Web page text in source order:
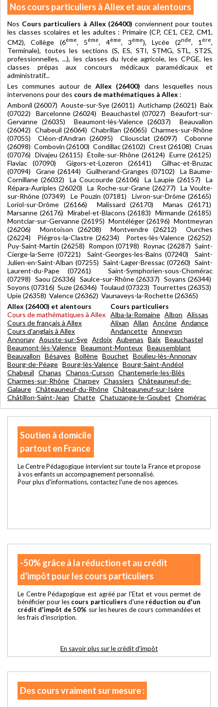
Nos cours particuliers à Allex et aux alentours
Nos Cours particuliers à Allex (26400) conviennent pour toutes
les classes scolaires et les adultes : Primaire (CP, CE1, CE2, CM1,
CM2), Collège (6ème, 5ème, 4ème, 3ème), Lycée (2nde, 1 ère,
Terminale), toutes les sections (S, ES, STI, STMG, STL, ST2S,
professionnelles, ...), les classes du lycée agricole, les CPGE, les
classes prépas aux concours médicaux paramédicaux et
administratif...
Les communes autour de Allex (26400) dans lesquelles nous
intervenons pour des cours de mathématiques à Allex :
Ambonil (26007) Aouste-sur-Sye (26011) Autichamp (26021) Baix
(07022) Barcelonne (26024) Beauchastel (07027) Beaufort-sur-
Gervanne (26035) Beaumont-lès-Valence (26037) Beauvallon
(26042) Chabeuil (26064) Chabrillan (26065) Charmes-sur-Rhône
(07055) Cléon-d'Andran (26095) Cliousclat (26097) Cobonne
(26098) Combovin (26100) Condillac (26102) Crest (26108) Cruas
(07076) Divajeu (26115) Étoile-sur-Rhône (26124) Eurre (26125)
Flaviac (07090) Gigors-et-Lozeron (26141) Gilhac-et-Bruzac
(07094) Grane (26144) Guilherand-Granges (07102) La Baume-
Cornillane (26032) La Coucourde (26106) La Laupie (26157) La
Répara-Auriples (26020) La Roche-sur-Grane (26277) La Voulte-
sur-Rhône (07349) Le Pouzin (07181) Livron-sur-Drôme (26165)
Loriol-sur-Drôme (26166) Malissard (26170) Manas (26171)
Marsanne (26176) Mirabel-et-Blacons (26183) Mirmande (26185)
Montclar-sur-Gervanne (26195) Montéléger (26196) Montmeyran
(26206) Montoison (26208) Montvendre (26212) Ourches
(26224) Piégros-la-Clastre (26234) Portes-lès-Valence (26252)
Puy-Saint-Martin (26258) Rompon (07198) Roynac (26287) Saint-
Cierge-la-Serre (07221) Saint-Georges-les-Bains (07240) Saint-
Julien-en-Saint-Alban (07255) Saint-Lager-Bressac (07260) Saint-
Laurent-du-Pape (07261) Saint-Symphorien-sous-Chomérac
(07298) Saou (26336) Saulce-sur-Rhône (26337) Soyans (26344)
Soyons (07316) Suze (26346) Toulaud (07323) Tourrettes (26353)
Upie (26358) Valence (26362) Vaunaveys-la-Rochette (26365)
Allex (26400) et alentours
Cours de mathématiques à Allex
Cours de français à Allex
Cours d'anglais à Allex
Cours particuliers
Alba-la-Romaine Albon Alissas
Alixan Allan Ancône Andance
Andancette Anneyron
Annonay Aouste-sur-Sye Ardoix Aubenas Baix Beauchastel
Beaumont-lès-Valence Beaumont-Monteux Beausemblant
Beauvallon Bésayes Bollène Bouchet Boulieu-lès-Annonay
Bourg-de-Péage Bourg-lès-Valence Bourg-Saint-Andéol
Chabeuil Chanas Chanos-Curson Chantemerle-les-Blés
Charmes-sur-Rhône Charpey Chassiers Châteauneuf-de-
Galaure Châteauneuf-du-Rhône Châteauneuf-sur-Isère
Châtillon-Saint-Jean Chatte Chatuzange-le-Goubet Chomérac
Soutien à domicile
partout en France
Le Centre Pédagogique intervient sur toute la France et propose
à vos enfants un accompagnement personnalisé.
Pour plus d'informations, contactez l'une de nos agences.
-50% grâce à la réduction et au crédit
d'impôt pour les cours particuliers
Le Centre Pédagogique est agréé par l'Etat et vous permet de
bénéficier pour les cours particuliers d'une réduction ou d'un
crédit d'impôt de 50% sur les heures de cours commandées et
les frais d'inscription.
En savoir plus sur le crédit d'impôt
Des cours vraiment sur mesure :